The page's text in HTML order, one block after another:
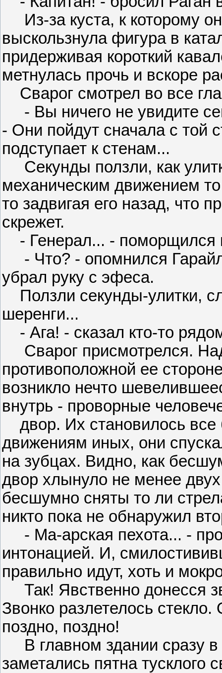
Из-за куста, к которому
выскользнула фигура в
придерживая короткий
метнулась прочь и вскоре
Сварог смотрел во все
- Вы ничего не увидите
- Они пойдут сначала с той
подступает к стенам...
Секунды ползли, как
механическим движением
то задвигая его назад, что
скрежет.
- Генерал... - поморщился
- Что? - опомнился
убрал руку с эфеса.
Ползли секунды-улитки,
шеренги...
- Ага! - сказал кто-то
Сварог присмотрелся.
противоположной ее
возникло нечто
внутрь - проворные
двор. Их становилось
движениям иных, они
на зубцах. Видно, как
двор хлынуло не менее
бесшумно сняты то ли
никто пока не обнаружил
- Ма-арская пехота... -
интонацией. И,
правильно идут, хоть и
Так! Явственно донесся
Звонко разлетелось
поздно, поздно!
В главном здании сразу в
заметались пятна тусклого